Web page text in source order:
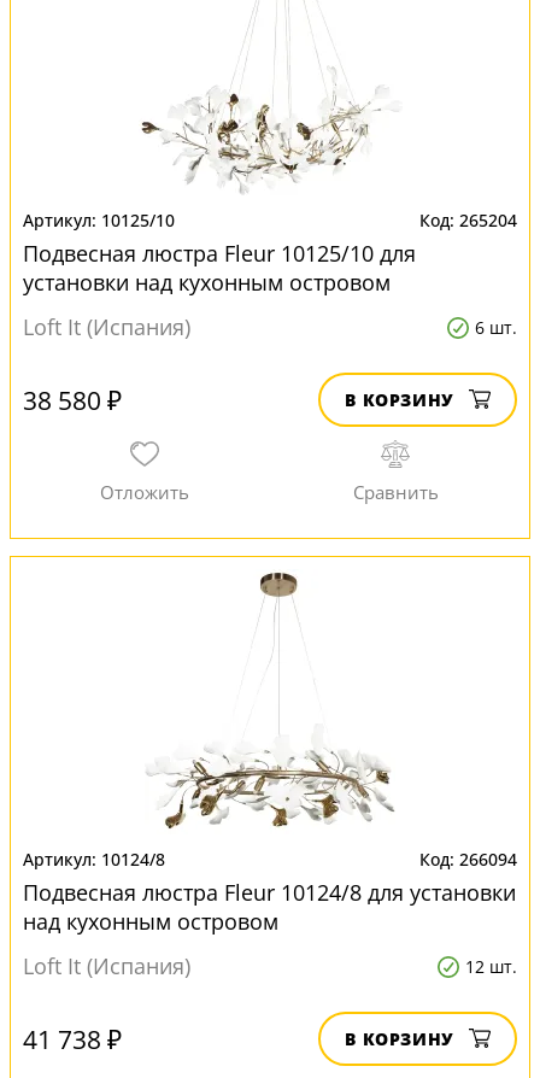
10125/10 265204
Подвесная люстра Fleur 10125/10 для
установки над кухонным островом
Loft It (Испания)
6 шт.
38 580 ₽ В КОРЗИНУ
10124/8 266094
Подвесная люстра Fleur 10124/8 для установки
над кухонным островом
Loft It (Испания)
12 шт.
41 738 ₽ В КОРЗИНУ